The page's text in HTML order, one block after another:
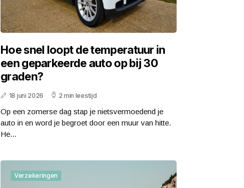
Hoe snel loopt de temperatuur in
een geparkeerde auto op bij 30
graden?
18 juni 2026 2 min leestijd
Op een zomerse dag stap je nietsvermoedend je
auto in en word je begroet door een muur van hitte.
He...
Verzekeringen